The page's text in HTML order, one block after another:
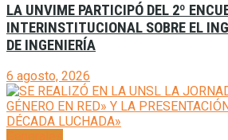
LA UNVIME PARTICIPÓ DEL 2º
INTERINSTITUCIONAL SOBRE EL
DE INGENIERÍA
6 agosto, 2026